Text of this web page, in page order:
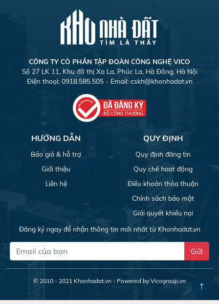
CÔNG TY CỎ PHẦN TẬP ĐOÀN CÔNG NGHỆ VICO
Số 27 LK 11, Khu đô thị Xa La, Phúc La, Hà Đông, Hà Nội
Điện thoại: 0918.585.505 - Email: cskh@khonhadat.vn
HƯỚNG DẪN
Báo giá & hỗ trợ
Giới thiệu
Liên hệ
QUY ĐỊNH
Quy định đăng tin
Quy chế hoạt động
Điều khoản thỏa thuận
Chính sách bảo mật
Giải quyết khiếu nại
Đăng ký ngay để nhận thông tin mới nhất từ Khonhadat.vn
Gửi
© 2010 - 2021 Khonhadat.vn - Powered by Vicogroup.vn